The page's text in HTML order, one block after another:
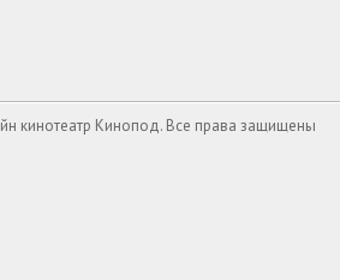
кинотеатр Кинопод. Все права защищены